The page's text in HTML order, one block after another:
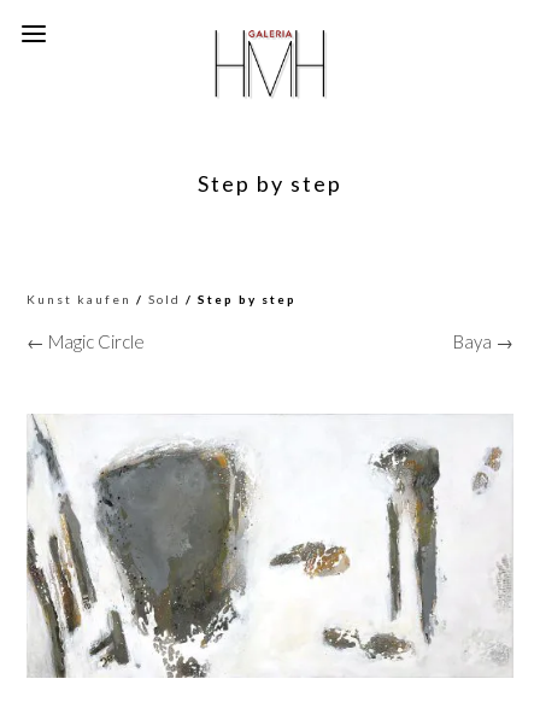
Step by step
Kunst kaufen /Sold / Step by step
← Magic Circle Baya →